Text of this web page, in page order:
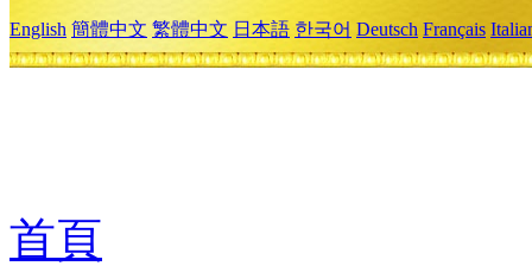
English 簡體中文 繁體中文 日本語 한국어 Deutsch Français
首頁